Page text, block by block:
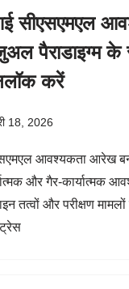
सीएसएमएल
पैराडाइग्म के
करें
18, 2026
आवश्यकता आरेख
और गैर-कार्यात्मक
तत्वों और परीक्षण